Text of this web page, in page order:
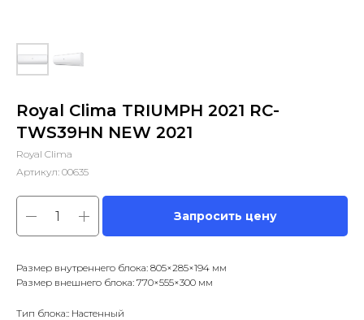
Royal Clima TRIUMPH 2021 RC-
TWS39HN NEW 2021
Royal Clima
Артикул: 00635
Запросить цену
Размер внутреннего блока: 805×285×194 мм
Размер внешнего блока: 770×555×300 мм
Тип блока:: Настенный